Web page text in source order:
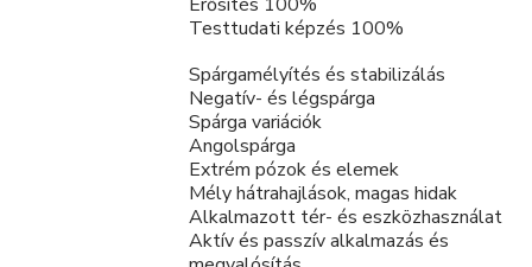
Testtudati képzés 100%
Spárgamélyítés és stabilizálás
Negatív- és légspárga
Spárga variációk
Angolspárga
Extrém pózok és elemek
Mély hátrahajlások, magas hidak
Alkalmazott tér- és eszközhasználat
Aktív és passzív alkalmazás és